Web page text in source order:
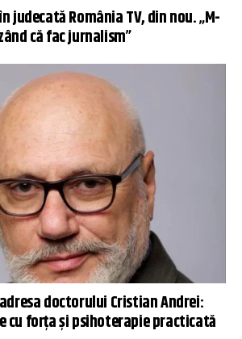
judecată România TV, din nou. „M-
că fac jurnalism”
doctorului Cristian Andrei:
cu forța și psihoterapie practicată